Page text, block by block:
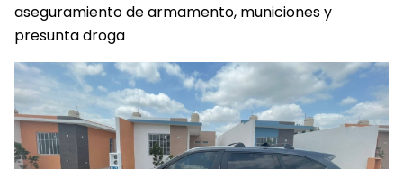
aseguramiento de armamento, municiones y
presunta droga